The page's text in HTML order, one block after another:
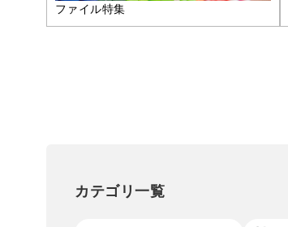
ファイル特集
カテゴリ一覧